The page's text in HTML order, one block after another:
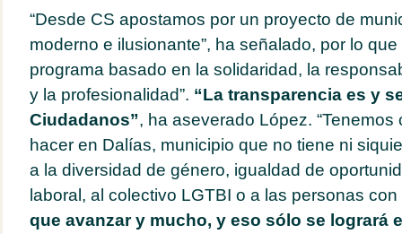
“Desde CS apostamos por un proyecto de
moderno e ilusionante”, ha señalado, por lo
programa basado en la solidaridad, la
y la profesionalidad”. “La transparencia es y
Ciudadanos”, ha aseverado López.
hacer en Dalías, municipio que no tiene ni
a la diversidad de género, igualdad de
laboral, al colectivo LGTBI o a las personas
que avanzar y mucho, y eso sólo se logrará